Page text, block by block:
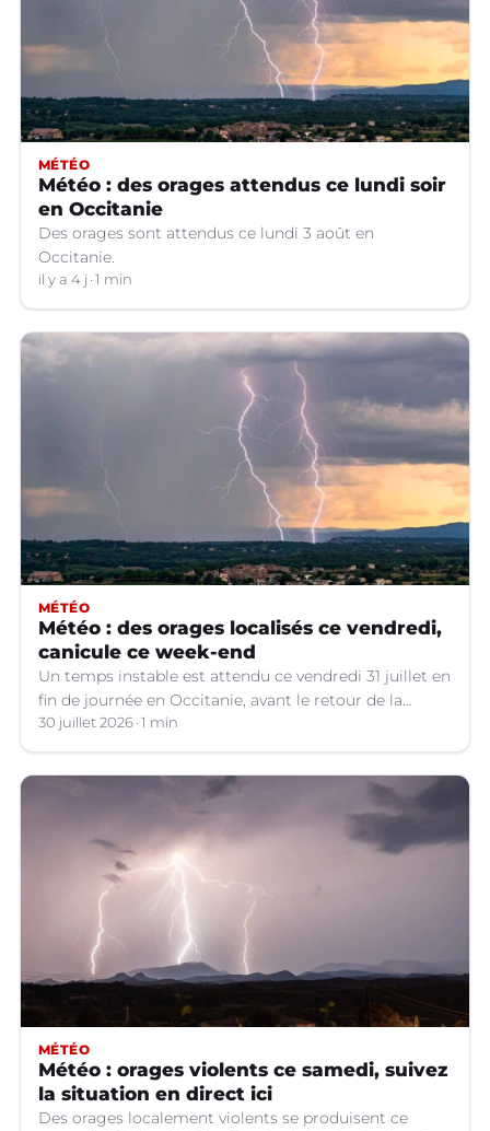
MÉTÉO
Météo : des orages attendus ce lundi soir
en Occitanie
Des orages sont attendus ce lundi 3 août en
Occitanie.
il y a 4 j 1 min
MÉTÉO
Météo : des orages localisés ce vendredi,
canicule ce week-end
Un temps instable est attendu ce vendredi 31 juillet en
fin de journée en Occitanie, avant le retour de la
canicule.
30 juillet 2026 1 min
MÉTÉO
Météo : orages violents ce samedi, suivez
la situation en direct ici
Des orages localement violents se produisent ce